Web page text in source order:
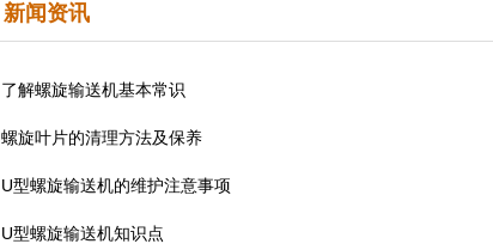
新闻资讯
了解螺旋输送机基本常识
螺旋叶片的清理方法及保养
U型螺旋输送机的维护注意事项
U型螺旋输送机知识点